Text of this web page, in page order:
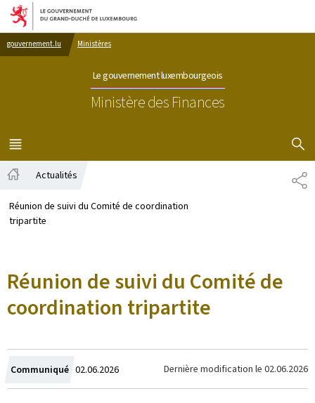
Aller au menu principal
Aller au contenu
gouvernement.lu Ministères
Le gouvernement luxembourgeois
Ministère des Finances
MENU
PRINCIPAL
Actualités
Réunion de suivi du Comité de coordination
tripartite
Réunion de suivi du Comité de
coordination tripartite
Communiqué Crée
le
02.06.2026 Dernière modification le 02.06.2026